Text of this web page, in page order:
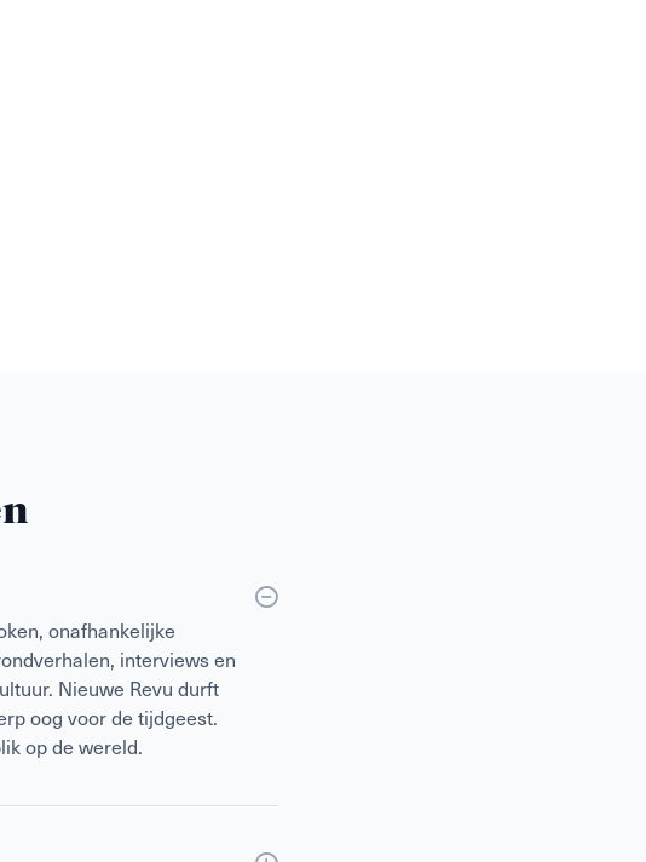
onafhankelijke
interviews en
Nieuwe Revu durft
oog voor de tijdgeest.
op de wereld.